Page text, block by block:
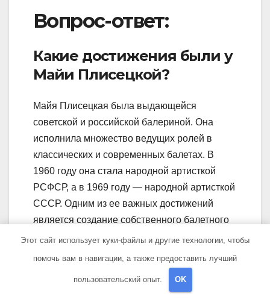
Вопрос-ответ:
Какие достижения были у
Майи Плисецкой?
Майя Плисецкая была выдающейся
советской и российской балериной. Она
исполнила множество ведущих ролей в
классических и современных балетах. В
1960 году она стала народной артисткой
РСФСР, а в 1969 году — народной артисткой
СССР. Одним из ее важных достижений
является создание собственного балетного
театра — Театра классического балета Майи
Расскажите о ранней
Этот сайт использует куки-файлы и другие технологии, чтобы
помочь вам в навигации, а также предоставить лучший
пользовательский опыт. OK